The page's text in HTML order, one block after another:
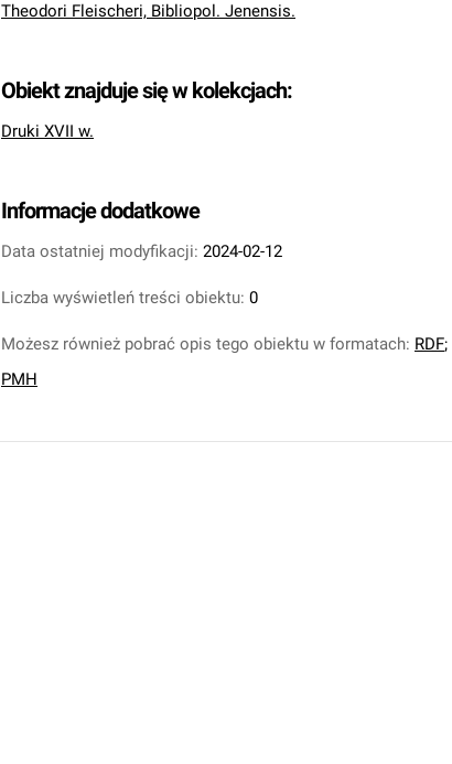
Theodori Fleischeri, Bibliopol. Jenensis.
Obiekt znajduje się w kolekcjach:
Druki XVII w.
Informacje dodatkowe
Data ostatniej modyfikacji: 2024-02-12
Liczba wyświetleń treści obiektu: 0
Możesz również pobrać opis tego obiektu w formatach: RDF;
PMH